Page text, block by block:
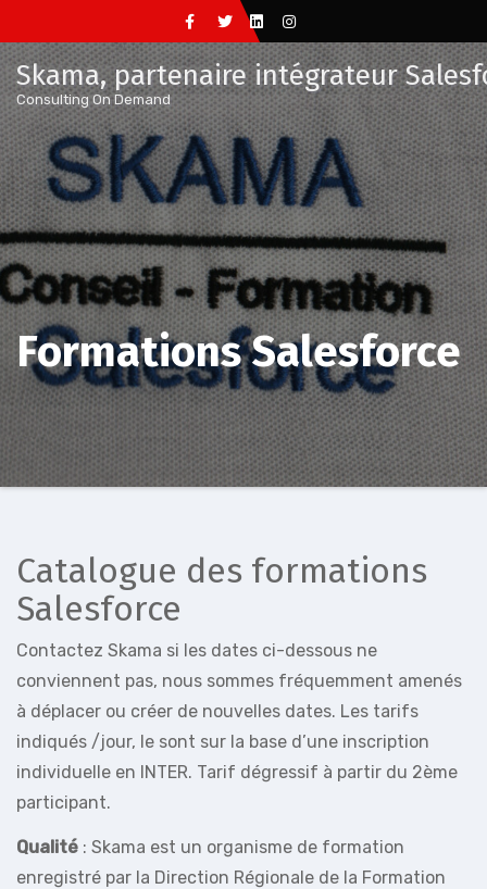
au
contenu
Skama, partenaire intégrateur
Consulting On Demand
Formations Salesforce
Catalogue des formations
Salesforce
Contactez Skama si les dates ci-dessous ne
conviennent pas, nous sommes fréquemment amenés
à déplacer ou créer de nouvelles dates. Les tarifs
indiqués /jour, le sont sur la base d’une inscription
individuelle en INTER. Tarif dégressif à partir du 2ème
participant.
Qualité : Skama est un organisme de formation
enregistré par la Direction Régionale de la Formation